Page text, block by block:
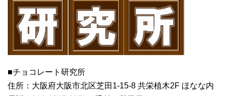
■チョコレート研究所
住所：大阪府大阪市北区芝田1-15-8 共栄植木2F ほなな内